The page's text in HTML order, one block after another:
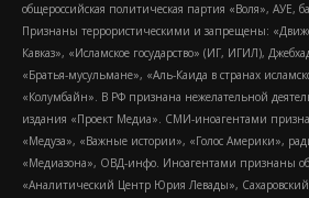
общероссийская политическая партия «Воля», АУЕ,
Признаны террористическими и запрещены:
Кавказ», «Исламское государство» (ИГ, ИГИЛ),
«Братья-мусульмане», «Аль-Каида в странах
«Колумбайн». В РФ признана нежелательной
издания «Проект Медиа». СМИ-иноагентами
«Медуза», «Важные истории», «Голос Америки»,
«Медиазона», ОВД-инфо. Иноагентами признаны
«Аналитический Центр Юрия Левады», Сахаровский